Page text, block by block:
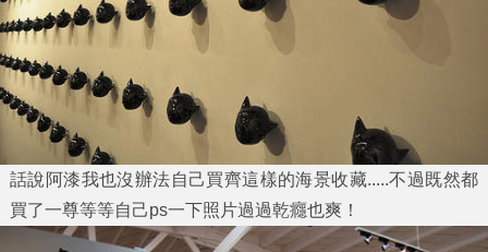
話說阿漆我也沒辦法自己買齊這樣的海景收藏.....不過既然都
買了一尊等等自己ps一下照片過過乾癮也爽！